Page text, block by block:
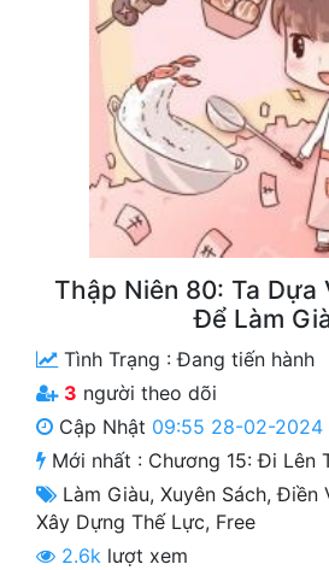
Truyện Nhập Môn
Cung Đấu
Cạnh Kỹ
Cổ Tiên Hiệp
Cổ Đại
Du Hí
Thập Niên 80: Ta Dựa
Để Làm
Tình Trạng :Đang tiến hành
3 người theo dõi
Cập Nhật 09:55 28-02-2024
Mới nhất : Chương 15: Đi Lên
Làm Giàu, Xuyên Sách,Điền
Xây Dựng Thế Lực, Free
2.6k lượt xem